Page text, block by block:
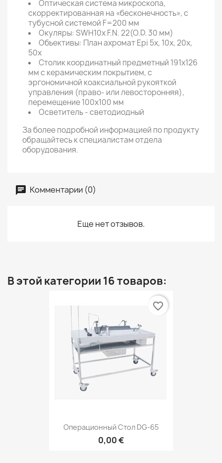
Оптическая система микроскопа,
скорректированная на «бесконечность», с
тубусной системой F=200 мм
Окуляры: SWH10x F.N. 22(O.D. 30 мм)
Объективы: План ахромат Epi 5x, 10x, 20x,
50х
Столик координатный предметный 191x126
мм с керамическим покрытием, с
эргономичной коаксиальной рукояткой
управления (право- или левосторонняя),
перемещение 100x100 мм
Осветитель - cветодиодный
За более подробной информацией по продукту
обращайтесь к специалистам отдела
оборудования.
Комментарии (0)
Еще нет отзывов.
В этой категории 16 товаров:
Операционный Стол DG-65
0,00 €
favorite_border